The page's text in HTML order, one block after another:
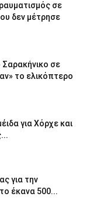
σε
δεν μέτρησε
σε
το ελικόπτερο
για Χόρχε και
για την
έκανα 500...